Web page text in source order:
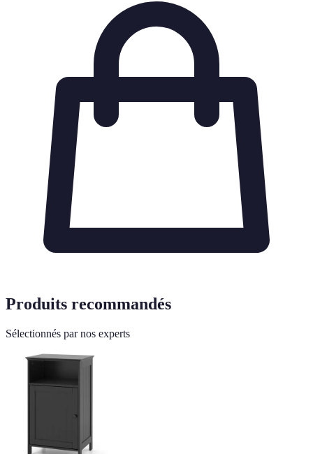
Produits recommandés
Sélectionnés par nos experts